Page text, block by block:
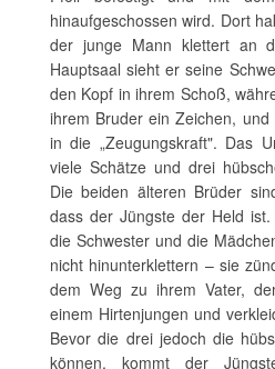
hinaufgeschossen wird. Dort
der junge Mann klettert an
Hauptsaal sieht er seine
den Kopf in ihrem Schoß,
ihrem Bruder ein Zeichen,
in die „Zeugungskraft". Das
viele Schätze und drei
Die beiden älteren Brüder
dass der Jüngste der Held
die Schwester und die
nicht hinunterklettern – sie
dem Weg zu ihrem Vater,
einem Hirtenjungen und
Bevor die drei jedoch die
können, kommt der